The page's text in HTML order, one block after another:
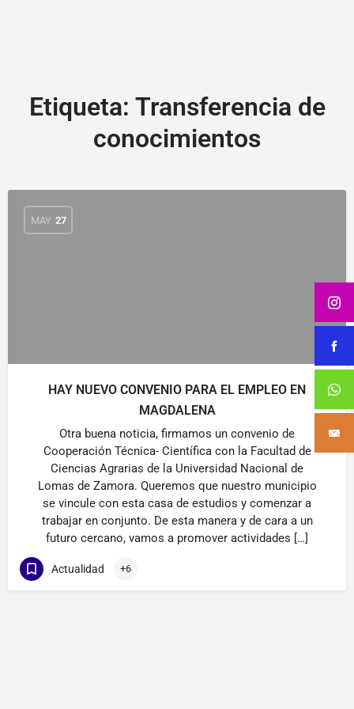
Etiqueta: Transferencia de
conocimientos
MAY 27
HAY NUEVO CONVENIO PARA EL EMPLEO EN
MAGDALENA
Otra buena noticia, firmamos un convenio de
Cooperación Técnica- Científica con la Facultad de
Ciencias Agrarias de la Universidad Nacional de
Lomas de Zamora. Queremos que nuestro municipio
se vincule con esta casa de estudios y comenzar a
trabajar en conjunto. De esta manera y de cara a un
futuro cercano, vamos a promover actividades […]
Actualidad +6